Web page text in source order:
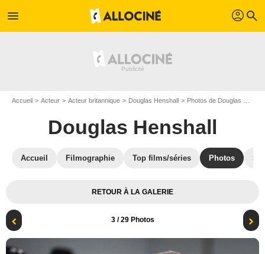
menu profil search
Accueil Acteur Acteur britannique Douglas Henshall Photos de Douglas Henshall
Douglas Henshall
Accueil Filmographie Top films/séries Photos
RETOUR À LA GALERIE
3/ 29 Photos